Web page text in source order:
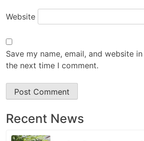
Website
Save my name, email, and website
the next time I comment.
Recent News